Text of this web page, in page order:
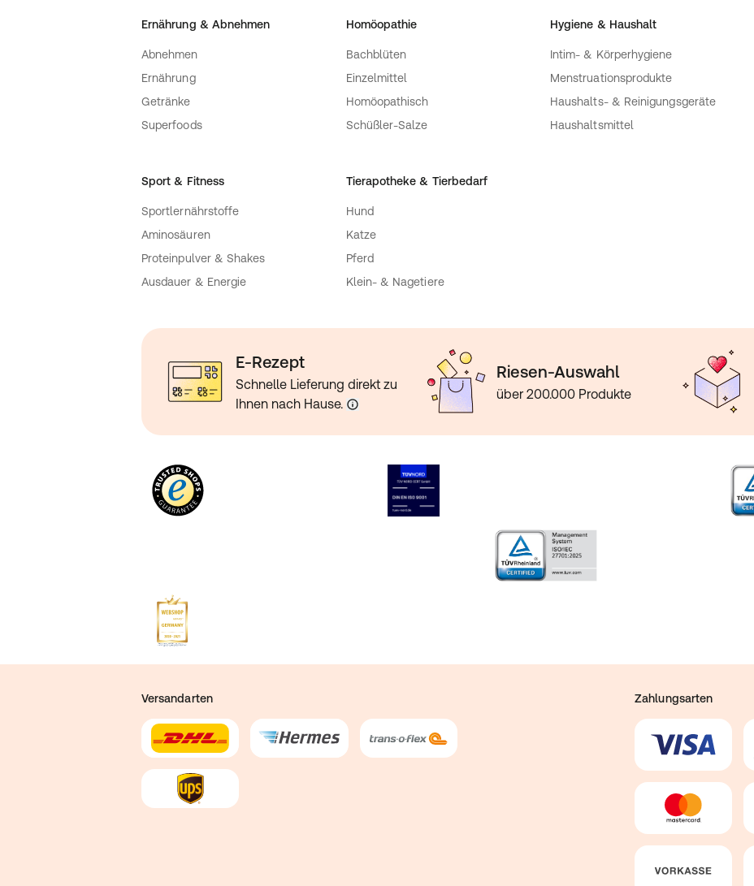
Ernährung & Abnehmen
Abnehmen
Ernährung
Getränke
Superfoods
Homöopathie
Bachblüten
Einzelmittel
Homöopathisch
Schüßler-Salze
Hygiene & Haushalt
Intim- & Körperhygiene
Menstruationsprodukte
Haushalts- & Reinigungsgeräte
Haushaltsmittel
Sport & Fitness
Sportlernährstoffe
Aminosäuren
Proteinpulver & Shakes
Ausdauer & Energie
Tierapotheke & Tierbedarf
Hund
Katze
Pferd
Klein- & Nagetiere
E-Rezept
Schnelle Lieferung direkt zu
Ihnen nach Hause.
Riesen-Auswahl
über 200.000 Produkte
Versandarten Zahlungsarten